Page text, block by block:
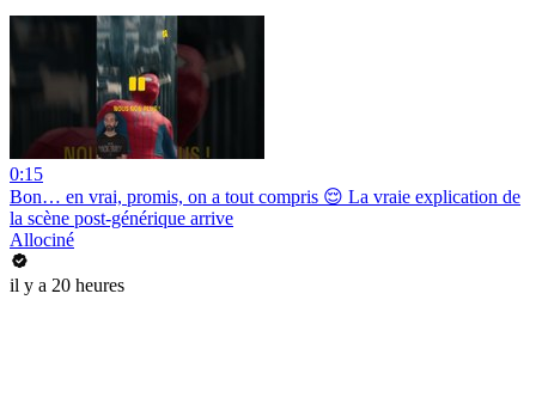
0:15
Bon… en vrai, promis, on a tout compris 😌 La vraie explication de
la scène post-générique arrive
Allociné
il y a 20 heures